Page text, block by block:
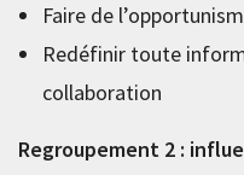
Faire de
Redéfinir toute
collaboration
Regroupement 2 :